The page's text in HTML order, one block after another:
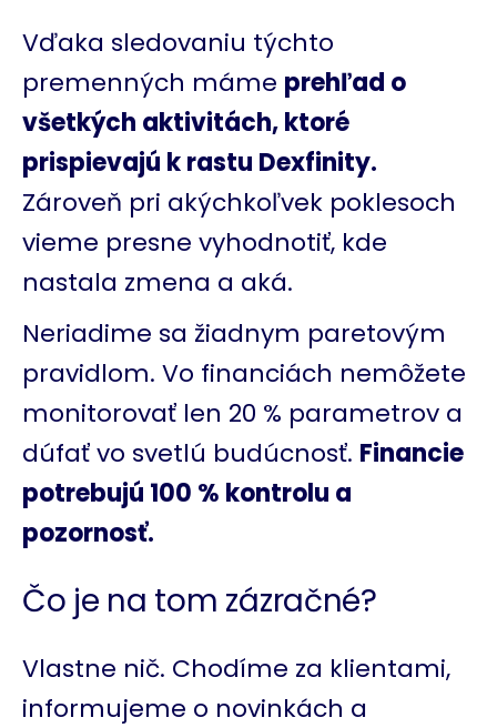
Vďaka sledovaniu týchto
premenných máme prehľad o
všetkých aktivitách, ktoré
prispievajú k rastu Dexfinity.
Zároveň pri akýchkoľvek poklesoch
vieme presne vyhodnotiť, kde
nastala zmena a aká.
Neriadime sa žiadnym paretovým
pravidlom. Vo financiách nemôžete
monitorovať len 20 % parametrov a
dúfať vo svetlú budúcnosť. Financie
potrebujú 100 % kontrolu a
pozornosť.
Čo je na tom zázračné?
Vlastne nič. Chodíme za klientami,
informujeme o novinkách a